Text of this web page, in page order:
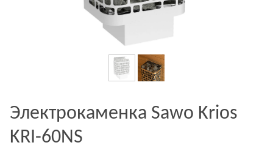
Электрокаменка Sawo Krios
KRI-60NS